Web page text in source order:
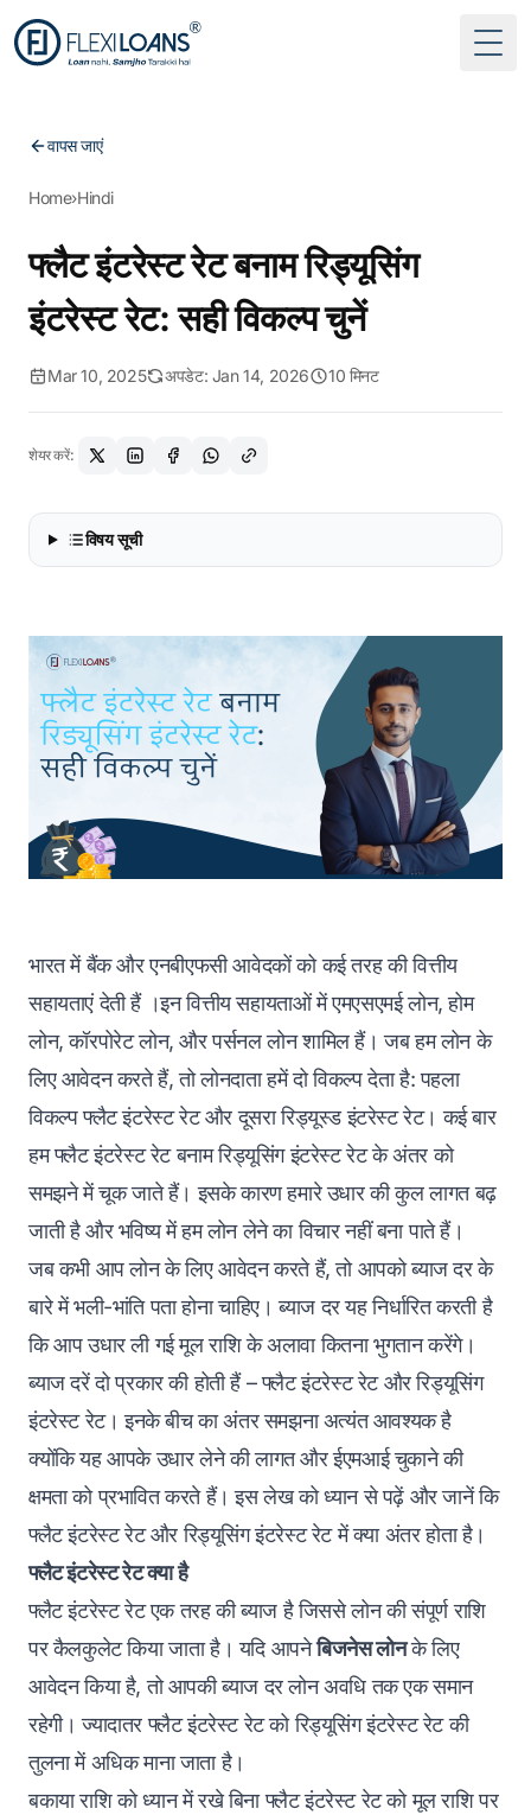
वापस जाएं
Home›Hindi
फ्लैट इंटरेस्ट रेट बनाम रिड्यूसिंग
इंटरेस्ट रेट: सही विकल्प चुनें
Mar 10, 2025 अपडेट: Jan 14, 2026 10 मिनट
शेयर करें:
विषय सूची
भारत में बैंक और एनबीएफसी आवेदकों को कई तरह की वित्तीय
सहायताएं देती हैं ।इन वित्तीय सहायताओं में एमएसएमई लोन, होम
लोन, कॉरपोरेट लोन, और पर्सनल लोन शामिल हैं। जब हम लोन के
लिए आवेदन करते हैं, तो लोनदाता हमें दो विकल्प देता है: पहला
विकल्प फ्लैट इंटरेस्ट रेट और दूसरा रिड्यूस्ड इंटरेस्ट रेट। कई बार
हम फ्लैट इंटरेस्ट रेट बनाम रिड्यूसिंग इंटरेस्ट रेट के अंतर को
समझने में चूक जाते हैं। इसके कारण हमारे उधार की कुल लागत बढ़
जाती है और भविष्य में हम लोन लेने का विचार नहीं बना पाते हैं।
जब कभी आप लोन के लिए आवेदन करते हैं, तो आपको ब्याज दर के
बारे में भली-भांति पता होना चाहिए। ब्याज दर यह निर्धारित करती है
कि आप उधार ली गई मूल राशि के अलावा कितना भुगतान करेंगे।
ब्याज दरें दो प्रकार की होती हैं – फ्लैट इंटरेस्ट रेट और रिड्यूसिंग
इंटरेस्ट रेट‌। इनके बीच का अंतर समझना अत्यंत आवश्यक है
क्योंकि यह आपके उधार लेने की लागत और ईएमआई चुकाने की
क्षमता को प्रभावित करते हैं। इस लेख को ध्यान से पढ़ें और जानें कि
फ्लैट इंटरेस्ट रेट और रिड्यूसिंग इंटरेस्ट रेट में क्या अंतर होता है।
फ्लैट इंटरेस्ट रेट क्या है
फ्लैट इंटरेस्ट रेट एक तरह की ब्याज है जिससे लोन की संपूर्ण राशि
पर कैलकुलेट किया जाता है। यदि आपनेबिजनेस लोनके लिए
आवेदन किया है, तो आपकी ब्याज दर लोन अवधि तक एक समान
रहेगी। ज्यादातर फ्लैट इंटरेस्ट रेट को रिड्यूसिंग इंटरेस्ट रेट की
तुलना में अधिक माना जाता है।
बकाया राशि को ध्यान में रखे बिना फ्लैट इंटरेस्ट रेट को मूल राशि पर